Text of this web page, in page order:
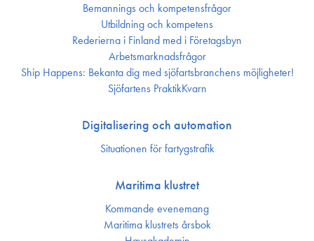
Bemannings och kompetens­frågor
Utbildning och kompetens
Rederierna i Finland med i Företagsbyn
Arbetsmarknadsfrågor
Ship Happens: Bekanta dig med sjöfartsbranchens möjligheter!
Sjöfartens PraktikKvarn
Digitalisering och automation
Situationen för fartygstrafik
Maritima klustret
Kommande evenemang
Maritima klustrets årsbok